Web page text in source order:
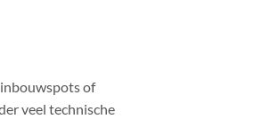
of
veel technische